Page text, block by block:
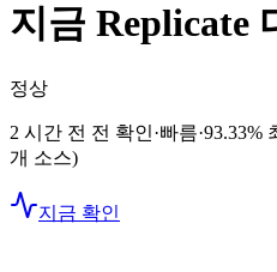
지금 Replicate
정상
2 시간 전 전 확인·빠름·93.33%
개 소스)
지금 확인